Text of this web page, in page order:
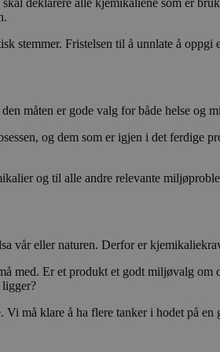
deklarere alle kjemikaliene som er
stemmer. Fristelsen til å unnlate å
måten er gode valg for både helse og
og dem som er igjen i det ferdige
og til alle andre relevante
vår eller naturen. Derfor er
med. Er et produkt et godt miljøvalg
Vi må klare å ha flere tanker i hodet på
11
4
Hotjar-informasjonskapsel. Denne
Dette sikrer at oppførsel ved
tilskrives samme bruker-ID.
brukere ved å tilordne et tilfeldig
klientidentifikator. Den er inkludert i
nettstedsanalyserapportene.
oppdaterer en unik verdi for hver
spore sidevisninger.
den kan også avgjøre om besøkende
Sesjon
Denne informasjonskapselen er satt